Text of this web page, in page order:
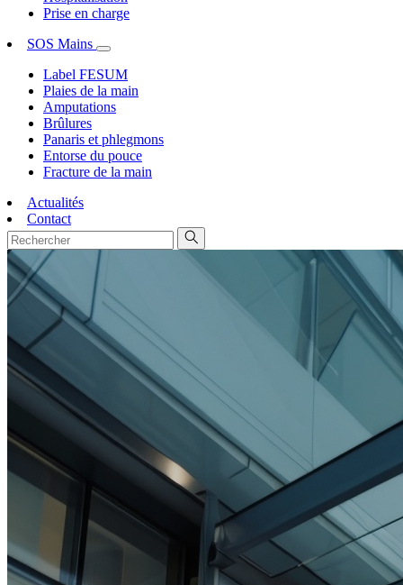
Prise en charge
SOS Mains
Label FESUM
Plaies de la main
Amputations
Brûlures
Panaris et phlegmons
Entorse du pouce
Fracture de la main
Actualités
Contact